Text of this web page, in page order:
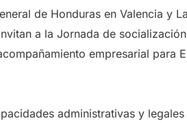
de Honduras en Valencia y
a la Jornada de socialización
empresarial para
administrativas y